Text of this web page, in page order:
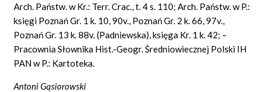
Arch. Państw. w Kr.: Terr. Crac., t. 4 s. 110; Arch. Państw. w P.:
księgi Poznań Gr. 1 k. 10, 90v., Poznań Gr. 2 k. 66, 97v.,
Poznań Gr. 13 k. 88v. (Padniewska), księga Kr. 1 k. 42; –
Pracownia Słownika Hist.-Geogr. Średniowiecznej Polski IH
PAN w P.: Kartoteka.
Antoni Gąsiorowski